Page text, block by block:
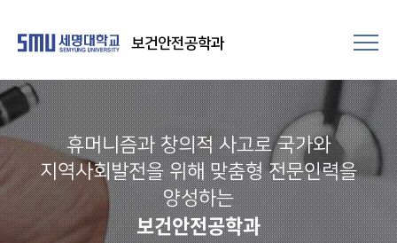
보건안전공학과
휴머니즘과 창의적 사고로 국가와
지역사회발전을 위해 맞춤형 전문인력을
양성하는
보건안전공학과